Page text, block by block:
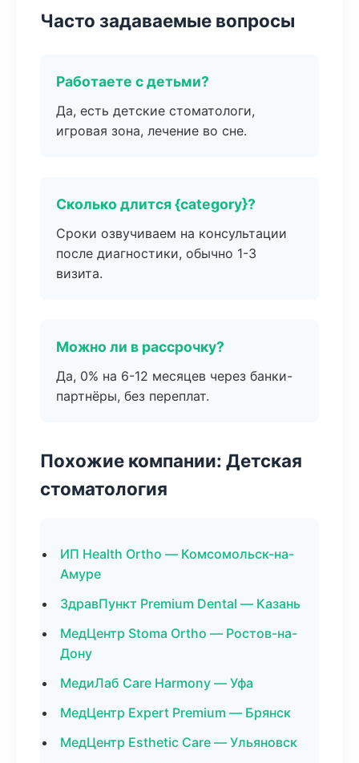
Часто задаваемые вопросы
Работаете с детьми?
Да, есть детские стоматологи,
игровая зона, лечение во сне.
Сколько длится {category}?
Сроки озвучиваем на консультации
после диагностики, обычно 1-3
визита.
Можно ли в рассрочку?
Да, 0% на 6-12 месяцев через банки-
партнёры, без переплат.
Похожие компании: Детская
стоматология
ИП Health Ortho — Комсомольск-на-
Амуре
ЗдравПункт Premium Dental — Казань
МедЦентр Stoma Ortho — Ростов-на-
Дону
МедиЛаб Care Harmony — Уфа
МедЦентр Expert Premium — Брянск
МедЦентр Esthetic Care — Ульяновск